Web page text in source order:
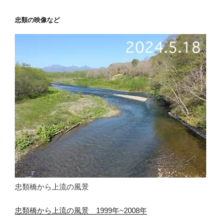
忠類の映像など
忠類橋から上流の風景
忠類橋から上流の風景 1999年~2008年